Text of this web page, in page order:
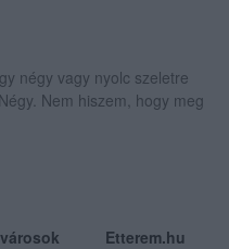
négy vagy nyolc szeletre
Nem hiszem, hogy meg
Etterem.hu